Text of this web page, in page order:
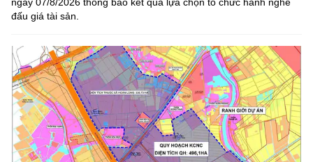
ngày 07/8/2026 thông báo kết quả lựa chọn tổ chức hành nghề
đấu giá tài sản.